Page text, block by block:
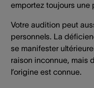
emportez toujours une
Votre audition peut
personnels. La
se manifester
raison inconnue, mais
l’origine est connue.